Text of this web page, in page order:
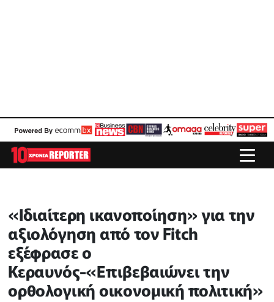
«Ιδιαίτερη ικανοποίηση» για την
αξιολόγηση από τον Fitch
εξέφρασε ο
Κεραυνός-«Επιβεβαιώνει την
ορθολογική οικονομική πολιτική»